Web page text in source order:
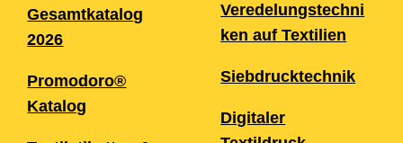
Gesamtkatalog
2026
Promodoro®
Katalog
Veredelungstechni
ken auf Textilien
Siebdrucktechnik
Digitaler